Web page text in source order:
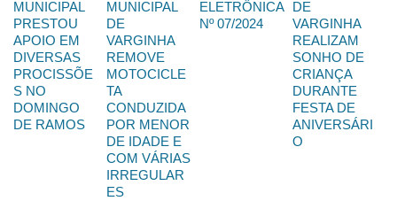
MUNICIPAL
PRESTOU
APOIO EM
DIVERSAS
PROCISSÕE
S NO
DOMINGO
DE RAMOS
MUNICIPAL
DE
VARGINHA
REMOVE
MOTOCICLE
TA
CONDUZIDA
POR MENOR
DE IDADE E
COM VÁRIAS
IRREGULAR
ES
ELETRÔNICA
Nº 07/2024
DE
VARGINHA
REALIZAM
SONHO DE
CRIANÇA
DURANTE
FESTA DE
ANIVERSÁRI
O